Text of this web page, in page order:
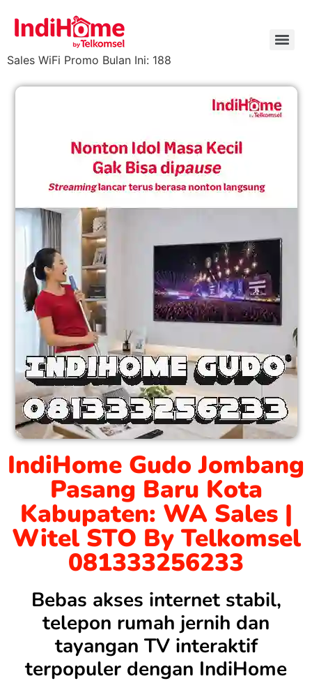
Sales WiFi Promo Bulan Ini: 188
IndiHome Gudo Jombang
Pasang Baru Kota
Kabupaten: WA Sales |
Witel STO By Telkomsel
081333256233
Bebas akses internet stabil,
telepon rumah jernih dan
tayangan TV interaktif
terpopuler dengan IndiHome